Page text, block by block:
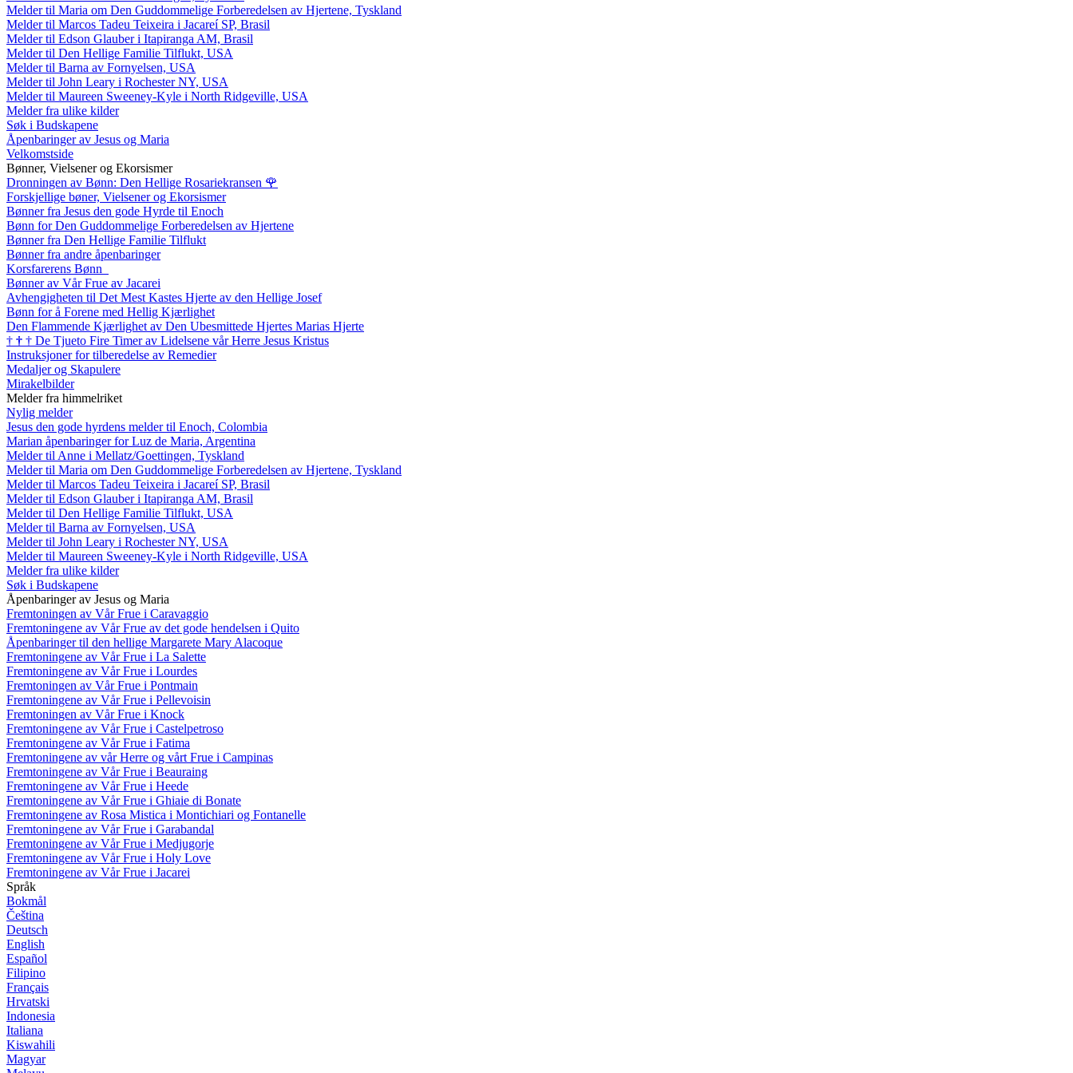
Melder til Maria om Den Guddommelige Forberedelsen av Hjertene, Tyskland
Melder til Marcos Tadeu Teixeira i Jacareí SP, Brasil
Melder til Edson Glauber i Itapiranga AM, Brasil
Melder til Den Hellige Familie Tilflukt, USA
Melder til Barna av Fornyelsen, USA
Melder til John Leary i Rochester NY, USA
Melder til Maureen Sweeney-Kyle i North Ridgeville, USA
Melder fra ulike kilder
Søk i Budskapene
Åpenbaringer av Jesus og Maria
Velkomstside
Bønner, Vielsener og Ekorsismer
Dronningen av Bønn: Den Hellige Rosariekransen 🌹
Forskjellige bøner, Vielsener og Ekorsismer
Bønner fra Jesus den gode Hyrde til Enoch
Bønn for Den Guddommelige Forberedelsen av Hjertene
Bønner fra Den Hellige Familie Tilflukt
Bønner fra andre åpenbaringer
Korsfarerens Bønn
Bønner av Vår Frue av Jacarei
Avhengigheten til Det Mest Kastes Hjerte av den Hellige Josef
Bønn for å Forene med Hellig Kjærlighet
Den Flammende Kjærlighet av Den Ubesmittede Hjertes Marias Hjerte
† † † De Tjueto Fire Timer av Lidelsene vår Herre Jesus Kristus
Instruksjoner for tilberedelse av Remedier
Medaljer og Skapulere
Mirakelbilder
Melder fra himmelriket
Nylig melder
Jesus den gode hyrdens melder til Enoch, Colombia
Marian åpenbaringer for Luz de Maria, Argentina
Melder til Anne i Mellatz/Goettingen, Tyskland
Melder til Maria om Den Guddommelige Forberedelsen av Hjertene, Tyskland
Melder til Marcos Tadeu Teixeira i Jacareí SP, Brasil
Melder til Edson Glauber i Itapiranga AM, Brasil
Melder til Den Hellige Familie Tilflukt, USA
Melder til Barna av Fornyelsen, USA
Melder til John Leary i Rochester NY, USA
Melder til Maureen Sweeney-Kyle i North Ridgeville, USA
Melder fra ulike kilder
Søk i Budskapene
Åpenbaringer av Jesus og Maria
Fremtoningen av Vår Frue i Caravaggio
Fremtoningene av Vår Frue av det gode hendelsen i Quito
Åpenbaringer til den hellige Margarete Mary Alacoque
Fremtoningene av Vår Frue i La Salette
Fremtoningene av Vår Frue i Lourdes
Fremtoningen av Vår Frue i Pontmain
Fremtoningene av Vår Frue i Pellevoisin
Fremtoningen av Vår Frue i Knock
Fremtoningene av Vår Frue i Castelpetroso
Fremtoningene av Vår Frue i Fatima
Fremtoningene av vår Herre og vårt Frue i Campinas
Fremtoningene av Vår Frue i Beauraing
Fremtoningene av Vår Frue i Heede
Fremtoningene av Vår Frue i Ghiaie di Bonate
Fremtoningene av Rosa Mistica i Montichiari og Fontanelle
Fremtoningene av Vår Frue i Garabandal
Fremtoningene av Vår Frue i Medjugorje
Fremtoningene av Vår Frue i Holy Love
Fremtoningene av Vår Frue i Jacarei
Språk
Bokmål
Čeština
Deutsch
English
Español
Filipino
Français
Hrvatski
Indonesia
Italiana
Kiswahili
Magyar